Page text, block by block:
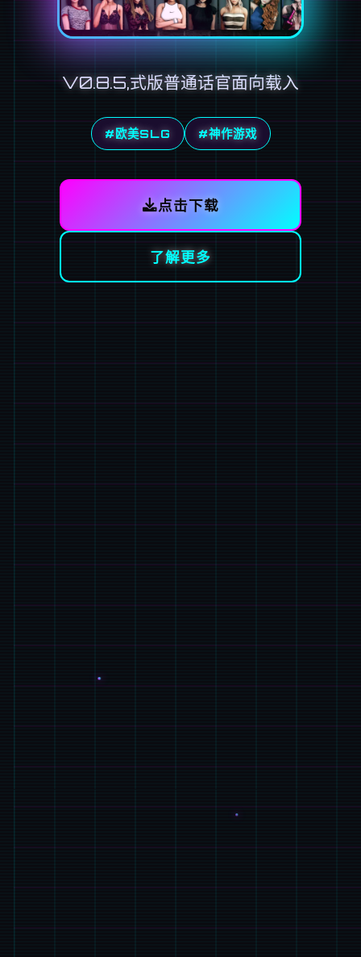
V0.8.5,式版普通话官面向载入
#欧美SLG #神作游戏
点击下载
了解更多